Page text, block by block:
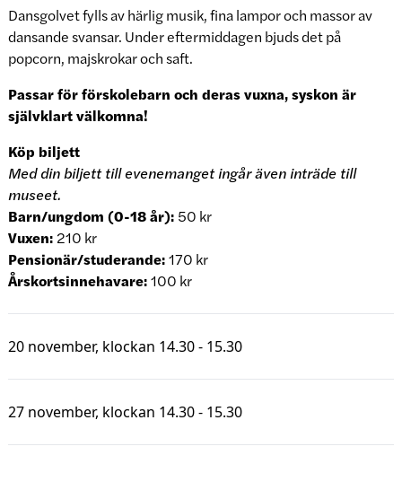
Dansgolvet fylls av härlig musik, fina lampor och massor av
dansande svansar. Under eftermiddagen bjuds det på
popcorn, majskrokar och saft.
Passar för förskolebarn och deras vuxna, syskon är
självklart välkomna!
Köp biljett
Med din biljett till evenemanget ingår även inträde till
museet.
Barn/ungdom (0-18 år): 50 kr
Vuxen: 210 kr
Pensionär/studerande:170 kr
Årskortsinnehavare:100 kr
20 november, klockan 14.30 - 15.30
27 november, klockan 14.30 - 15.30